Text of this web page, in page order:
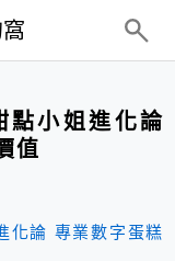
點小姐進化論
值